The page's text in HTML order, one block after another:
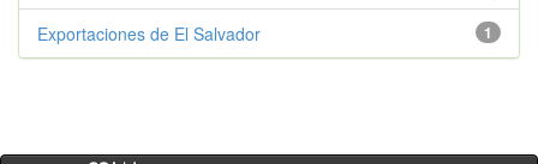
1
Exportaciones de El Salvador